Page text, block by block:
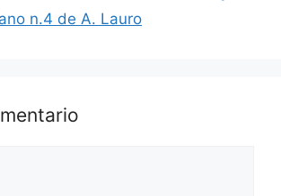
n.4 de A. Lauro